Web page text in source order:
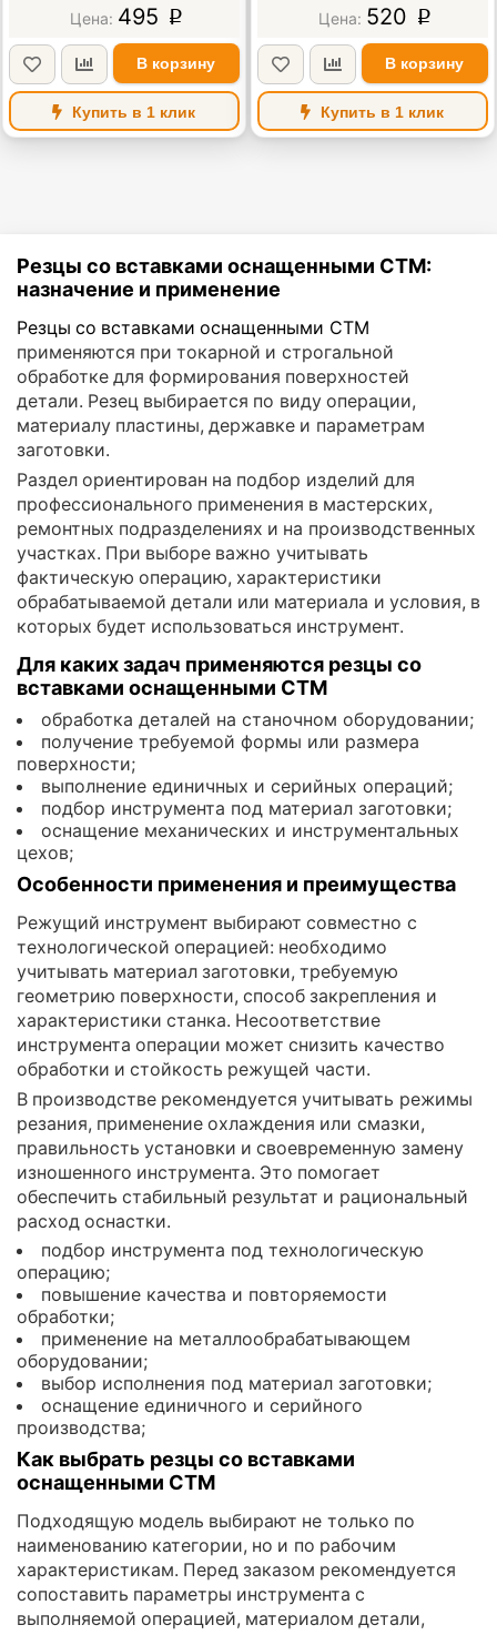
495 p
В корзину
Купить в 1 клик
520 p
В корзину
Купить в 1 клик
Резцы со вставками оснащенными СТМ:
назначение и применение
Резцы со вставками оснащенными СТМ
применяются при токарной и строгальной
обработке для формирования поверхностей
детали. Резец выбирается по виду операции,
материалу пластины, державке и параметрам
заготовки.
Раздел ориентирован на подбор изделий для
профессионального применения в мастерских,
ремонтных подразделениях и на производственных
участках. При выборе важно учитывать
фактическую операцию, характеристики
обрабатываемой детали или материала и условия, в
которых будет использоваться инструмент.
Для каких задач применяются резцы со
вставками оснащенными СТМ
обработка деталей на станочном оборудовании;
получение требуемой формы или размера
поверхности;
выполнение единичных и серийных операций;
подбор инструмента под материал заготовки;
оснащение механических и инструментальных
цехов;
Особенности применения и преимущества
Режущий инструмент выбирают совместно с
технологической операцией: необходимо
учитывать материал заготовки, требуемую
геометрию поверхности, способ закрепления и
характеристики станка. Несоответствие
инструмента операции может снизить качество
обработки и стойкость режущей части.
В производстве рекомендуется учитывать режимы
резания, применение охлаждения или смазки,
правильность установки и своевременную замену
изношенного инструмента. Это помогает
обеспечить стабильный результат и рациональный
расход оснастки.
подбор инструмента под технологическую
операцию;
повышение качества и повторяемости
обработки;
применение на металлообрабатывающем
оборудовании;
выбор исполнения под материал заготовки;
оснащение единичного и серийного
производства;
Как выбрать резцы со вставками
оснащенными СТМ
Подходящую модель выбирают не только по
наименованию категории, но и по рабочим
характеристикам. Перед заказом рекомендуется
сопоставить параметры инструмента с
выполняемой операцией, материалом детали,